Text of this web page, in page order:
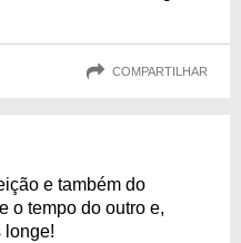
COMPARTILHAR
e também do
o tempo do outro e,
longe!